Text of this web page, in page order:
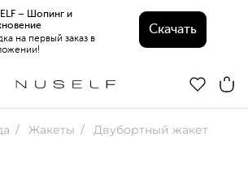
– Шопинг и
на первый заказ в
Скачать
Жакеты Двубортный жакет